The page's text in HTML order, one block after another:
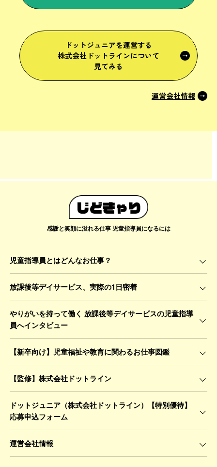
ドットジュニアを運営する
株式会社ドットラインについて
見てみる
運営会社情報
感謝と笑顔に溢れる仕事 児童指導員になるには
児童指導員とはどんなお仕事？
放課後等デイサービス、実際の1日密着
やりがいを持って働く 放課後等デイサービスの児童指導
員へインタビュー
【新卒向け】児童福祉や教育に関わるお仕事図鑑
【監修】株式会社ドットライン
ドットジュニア（株式会社ドットライン）【特別優待】
応募申込フォーム
運営会社情報